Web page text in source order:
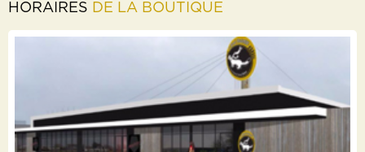
HORAIRES DE LA BOUTIQUE